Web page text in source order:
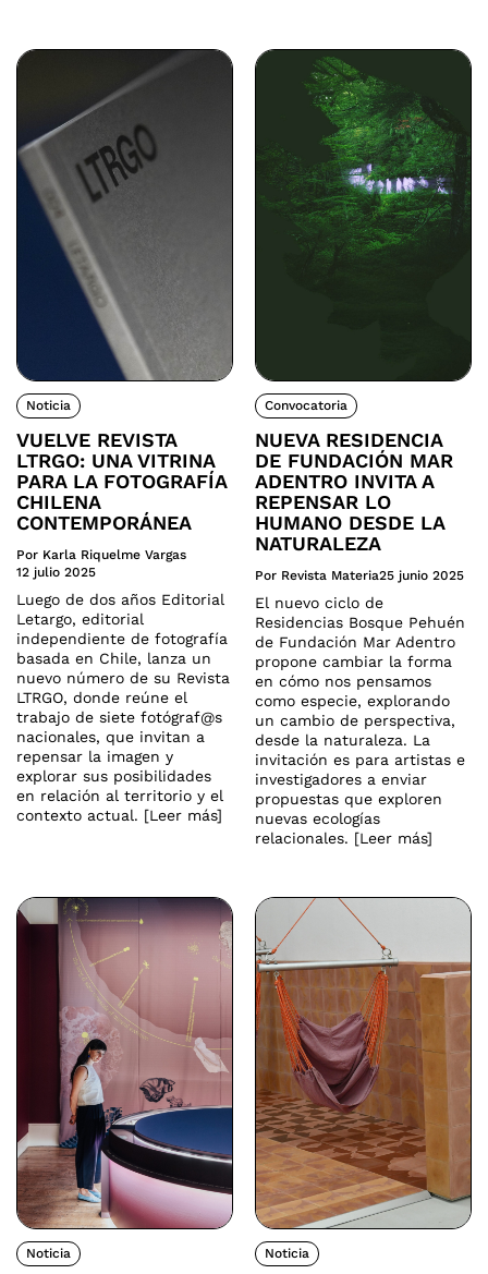
Noticia
VUELVE REVISTA
LTRGO: UNA VITRINA
PARA LA FOTOGRAFÍA
CHILENA
CONTEMPORÁNEA
Por Karla Riquelme Vargas
12 julio 2025
Luego de dos años Editorial
Letargo, editorial
independiente de fotografía
basada en Chile, lanza un
nuevo número de su Revista
LTRGO, donde reúne el
trabajo de siete fotógraf@s
nacionales, que invitan a
repensar la imagen y
explorar sus posibilidades
en relación al territorio y el
contexto actual. [Leer más]
Convocatoria
NUEVA RESIDENCIA
DE FUNDACIÓN MAR
ADENTRO INVITA A
REPENSAR LO
HUMANO DESDE LA
NATURALEZA
Por Revista Materia25 junio 2025
El nuevo ciclo de
Residencias Bosque Pehuén
de Fundación Mar Adentro
propone cambiar la forma
en cómo nos pensamos
como especie, explorando
un cambio de perspectiva,
desde la naturaleza. La
invitación es para artistas e
investigadores a enviar
propuestas que exploren
nuevas ecologías
relacionales. [Leer más]
Noticia Noticia